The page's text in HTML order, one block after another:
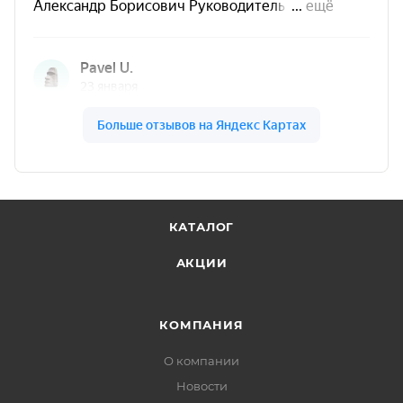
КАТАЛОГ
АКЦИИ
КОМПАНИЯ
О компании
Новости